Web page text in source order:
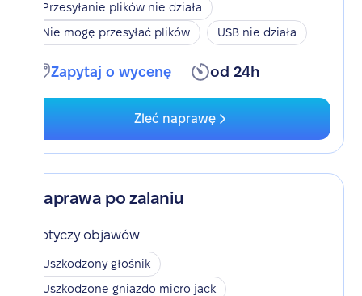
Przesyłanie plików nie działa
Nie mogę przesyłać plików
USB nie działa
Zapytaj o wycenę od 24h
Zleć naprawę
Naprawa po zalaniu
Dotyczy objawów
Uszkodzony głośnik
Uszkodzone gniazdo micro jack